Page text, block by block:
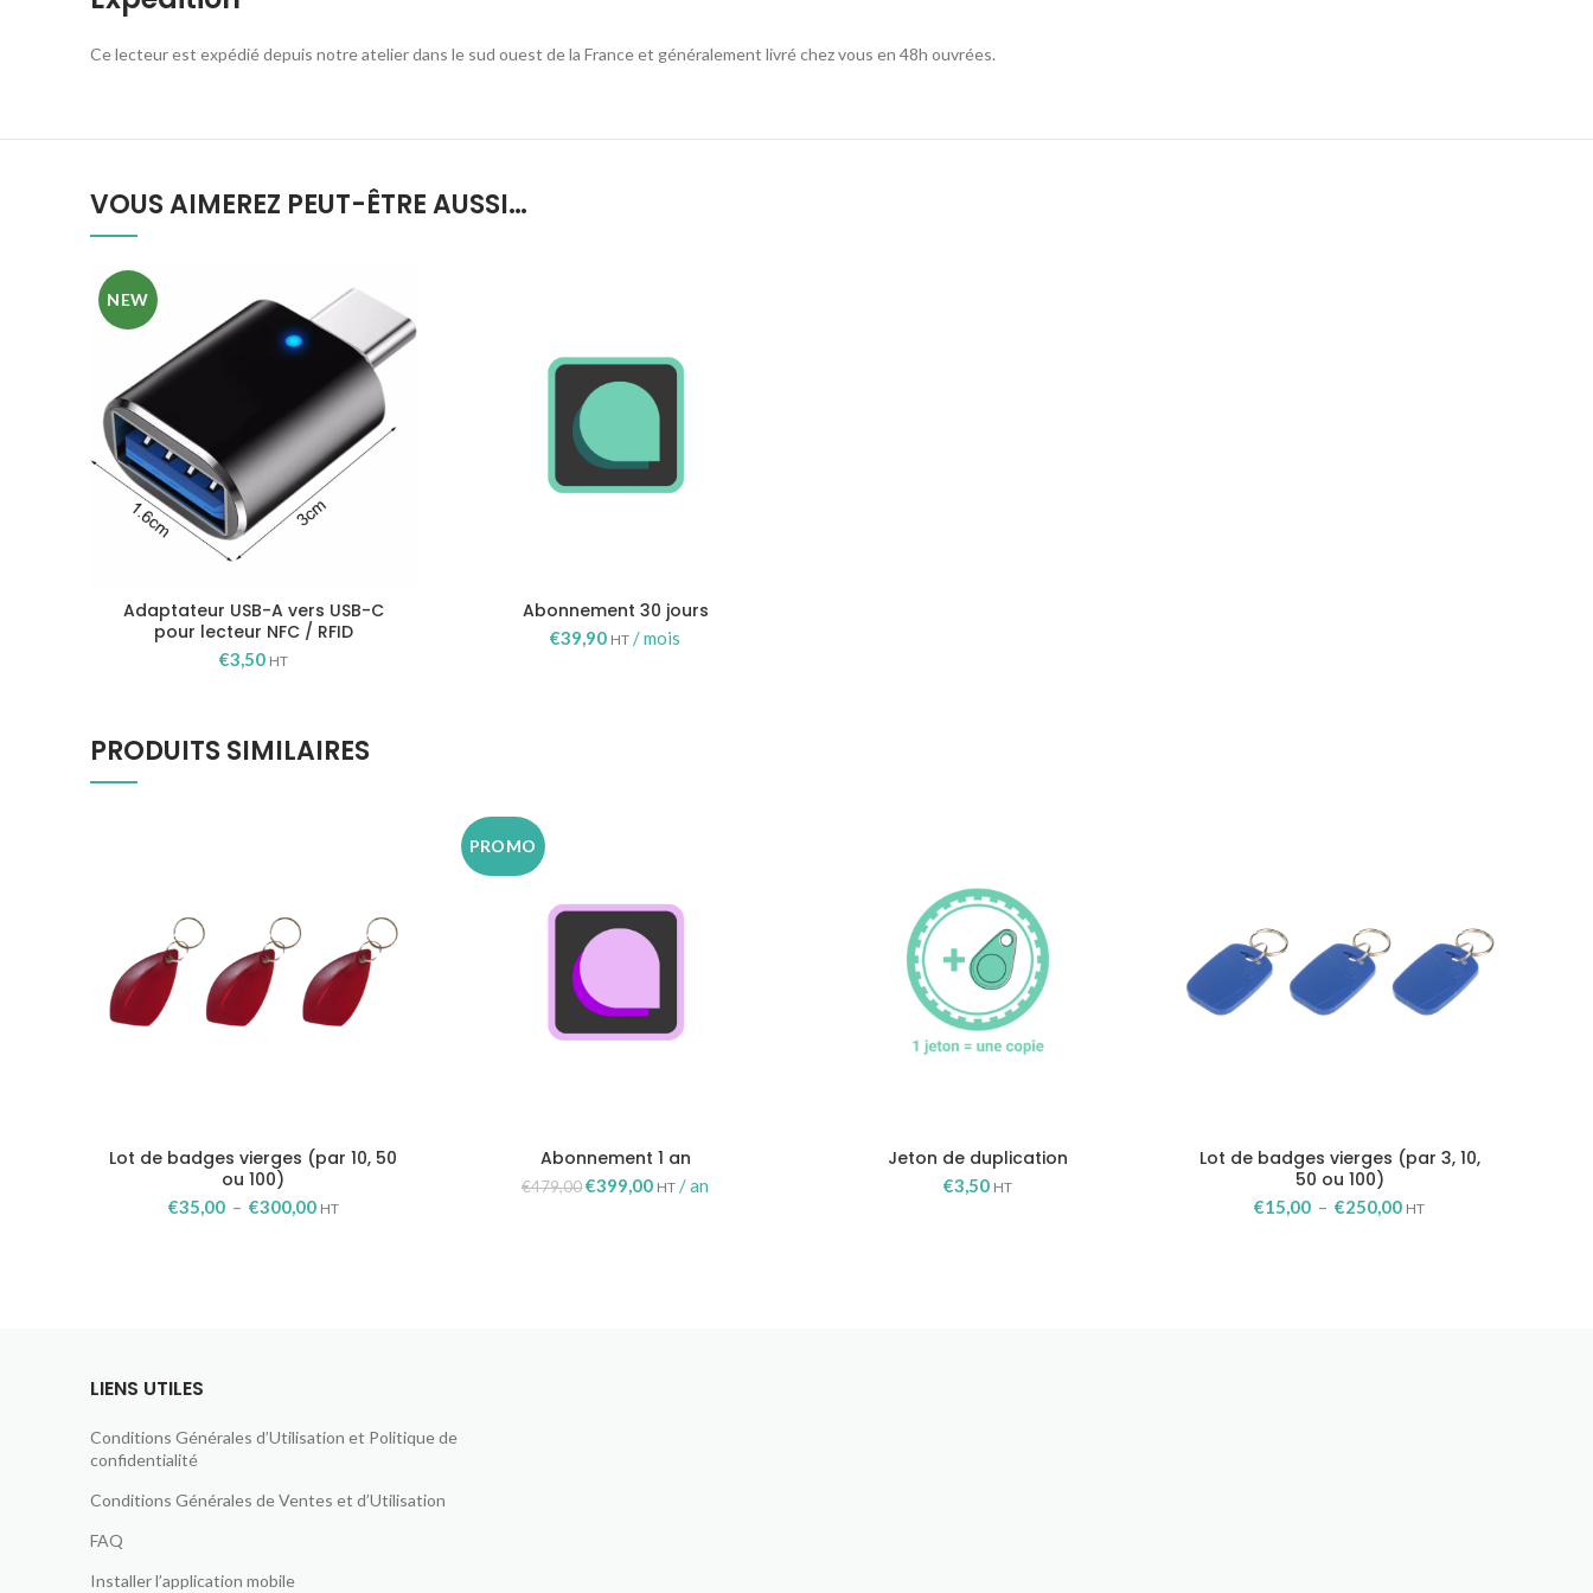
Ce lecteur est expédié depuis notre atelier dans le sud ouest de la France et généralement livré chez vous en 48h ouvrées.
VOUS AIMEREZ PEUT-ÊTRE AUSSI…
NEW
Adaptateur USB-A vers USB-C
pour lecteur NFC / RFID
€3,50 HT
Abonnement 30 jours
€39,90 HT / mois
PRODUITS SIMILAIRES
Lot de badges vierges (par 10, 50
ou 100)
€35,00 – €300,00Plage
HT
PROMO
Abonnement 1 an
€479,00Le
€399,00Le
HT / an
Jeton de duplication
€3,50 HT
Lot de badges vierges (par 3, 10,
50 ou 100)
€15,00 – €250,00Plage
HT
LIENS UTILES
Conditions Générales d’Utilisation et Politique de
confidentialité
Conditions Générales de Ventes et d’Utilisation
FAQ
Installer l’application mobile